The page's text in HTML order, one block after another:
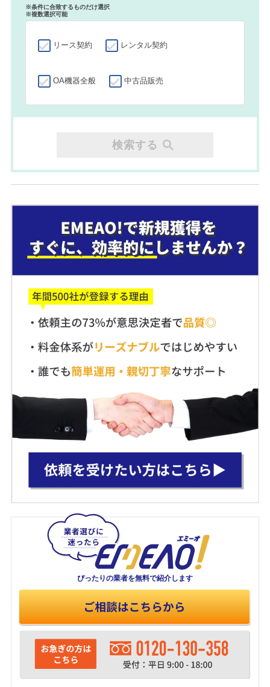
※条件に合致するものだけ選択
※複数選択可能
リース契約 レンタル契約
OA機器全般 中古品販売
検索する
ぴったりの業者を無料で紹介します